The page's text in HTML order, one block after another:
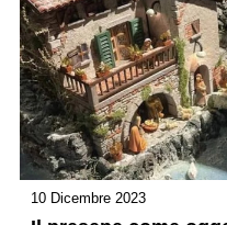
10 Dicembre 2023